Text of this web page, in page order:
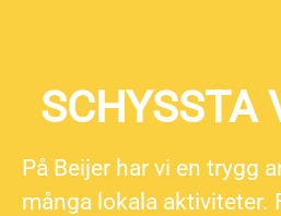
SCHYSSTA
På Beijer har vi en trygg
många lokala aktiviteter.